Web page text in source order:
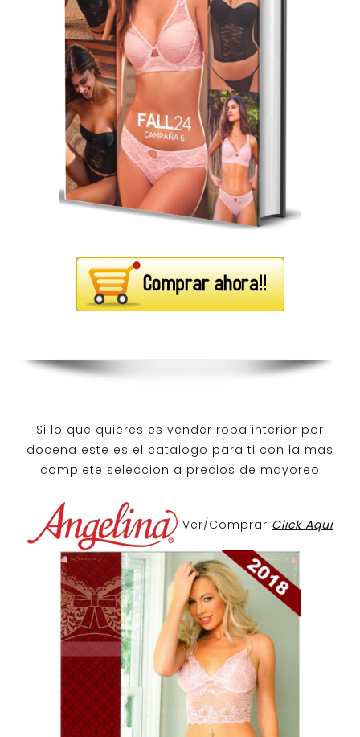
Si lo que quieres es vender ropa interior por
docena este es el catalogo para ti con la mas
complete seleccion a precios de mayoreo
Ver/Comprar Click Aqui